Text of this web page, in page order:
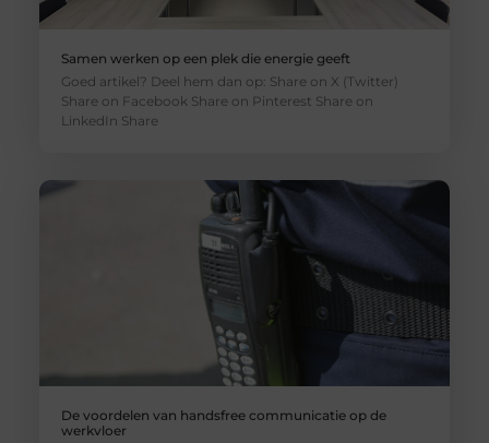
Samen werken op een plek die energie geeft
Goed artikel? Deel hem dan op: Share on X (Twitter)
Share on Facebook Share on Pinterest Share on
LinkedIn Share
De voordelen van handsfree communicatie op de
werkvloer